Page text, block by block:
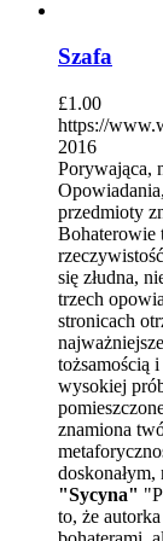
Szafa
£1.00
https://
2016
Porywająca,
przedmioty
Bohaterowie
się złudna,
trzech
stronicach
tożsamością
wysokiej
znamiona
"Sycyna"
to, że